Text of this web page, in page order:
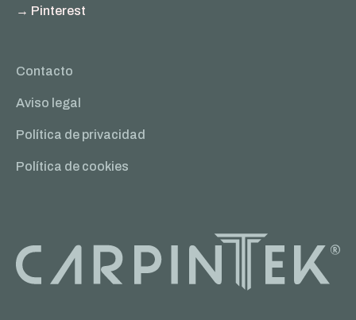
→ Pinterest
Contacto
Aviso legal
Política de privacidad
Política de cookies